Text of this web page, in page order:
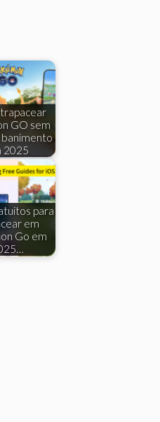
GO sem
2025
para
em
Go em